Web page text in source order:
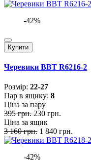
-42%
Купити
Черевики BBT R6216-2
Розмiр: 22-27
Пар в ящику: 8
Ціна за пару
395 грн. 230 грн.
Ціна за ящик
3 160 грн. 1 840 грн.
-42%